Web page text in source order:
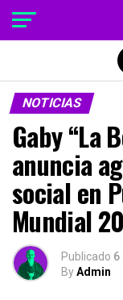
NOTICIAS
Gaby “La
anuncia
social en
Mundial
Publicado 6
ByAdmin